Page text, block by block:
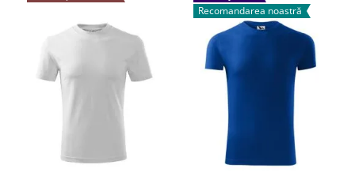
Recomandarea noastră